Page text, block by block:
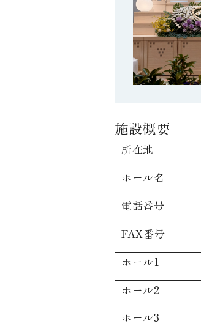
施設概要
所在地
ホール名
電話番号
FAX番号
ホール1
ホール2
ホール3